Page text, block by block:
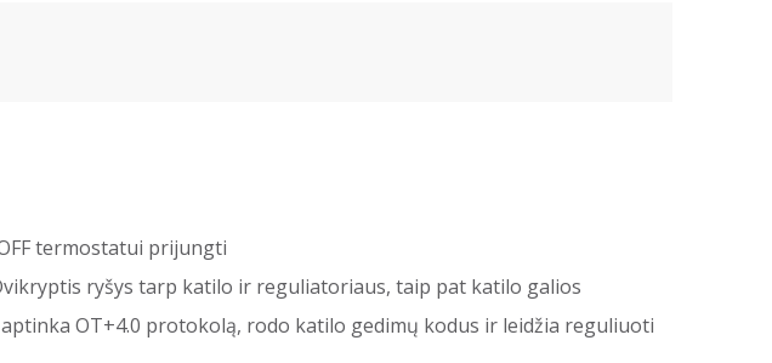
termostatui prijungti
ryšys tarp katilo ir reguliatoriaus, taip pat katilo galios
OT+4.0 protokolą, rodo katilo gedimų kodus ir leidžia reguliuoti